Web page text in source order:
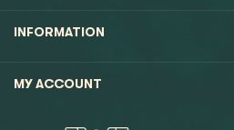
INFORMATION
MY ACCOUNT